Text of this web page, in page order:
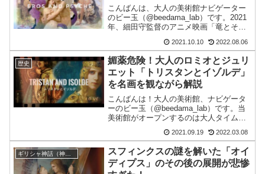
こんばんは、大人の美術館ナビゲーター
のビー玉（@beedama_lab）です。2021
年、細田守監督のアニメ映画「竜とそば
元ネタとなった「美女と野獣」にもさら
に元ネタとなった物語があるのをご存知
でしょうか...
2021.10.10 2022.08.06
歴史
媚薬危険！大人のロミオとジュリ
エット「トリスタンとイゾルデ」
を名画を観ながら解説
こんばんは！大人の美術館、ナビゲータ
ーのビー玉（@beedama_lab）です。当
美術館がオープンするのは大人タイムの
は “大人”のロミオとジュリエット・・・
というか、ロミオとジュリエットの元ネ
タと言われ...
2021.09.19 2022.03.08
ギリシャ神話（神話画）
スフィンクスの謎を解いた「オイ
ディプス」のその後の展開が悲惨